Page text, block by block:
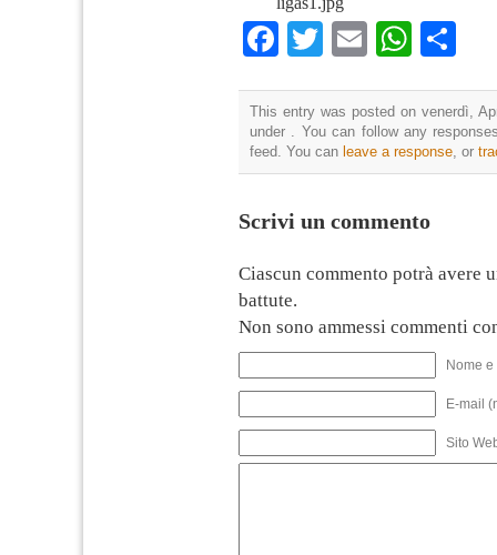
Facebook
TwitterEmail
This entry was posted on venerdì,
under . You can follow any
feed. You can leave a response, or
Scrivi un commento
Ciascun commento potrà avere
battute.
Non sono ammessi commenti
Nome
E-mail
Sito